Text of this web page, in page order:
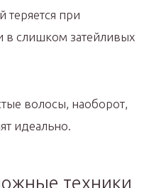
теряется при
в слишком затейливых
волосы, наоборот,
идеально.
техники